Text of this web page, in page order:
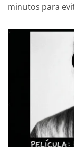
minutos para